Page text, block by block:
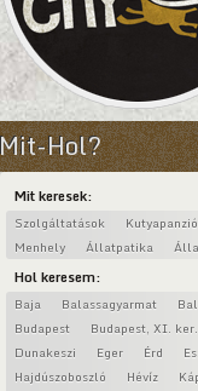
Mit-Hol?
Mit keresek:
Szolgáltatások Kutyapanzió
Menhely
Állatpatika
Hol keresem:
Baja Balassagyarmat
Budapest
Budapest, XI.
Dunakeszi
Eger Érd
Hajdúszoboszló
Hévíz